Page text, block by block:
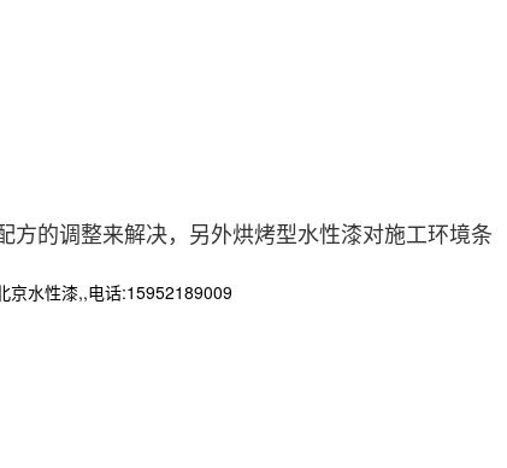
的调整来解决，另外烘烤型水性漆对施工环境条
京水性漆,,电话:15952189009